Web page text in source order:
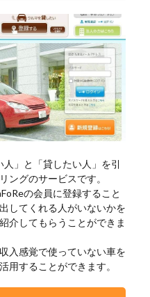
人」と「貸したい人」を引
ングのサービスです。
の会員に登録すること
してくれる人がいないかを
介してもらうことができま
入感覚で使っていない車を
用することができます。